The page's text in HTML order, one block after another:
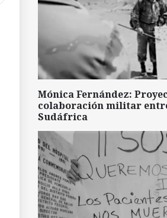
Mónica Fernández:
colaboración militar
Sudáfrica